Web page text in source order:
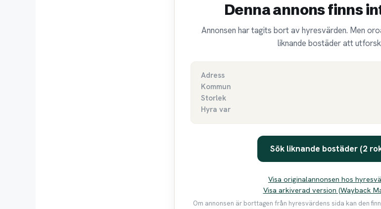
Denna annons finns
Annonsen har tagits bort av hyresvärden. Men
liknande bostäder att
Adress
Kommun
Storlek
Hyra var
Sök liknande bostäder (2
Visa originalannonsen hos
Visa arkiverad version (Wayback
Om annonsen är borttagen från hyresvärdens sida kan den